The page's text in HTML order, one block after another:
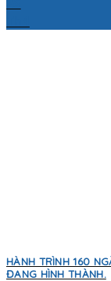
HÀNH TRÌNH 160
ĐANG HÌNH THÀNH.